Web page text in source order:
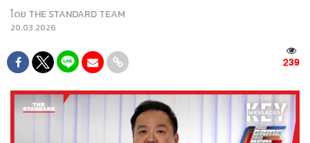
โดย THE STANDARD TEAM
20.03.2026
239